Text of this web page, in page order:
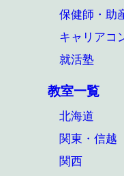
保健師・助
キャリアコ
就活塾
教室一覧
北海道
関東・信越
関西